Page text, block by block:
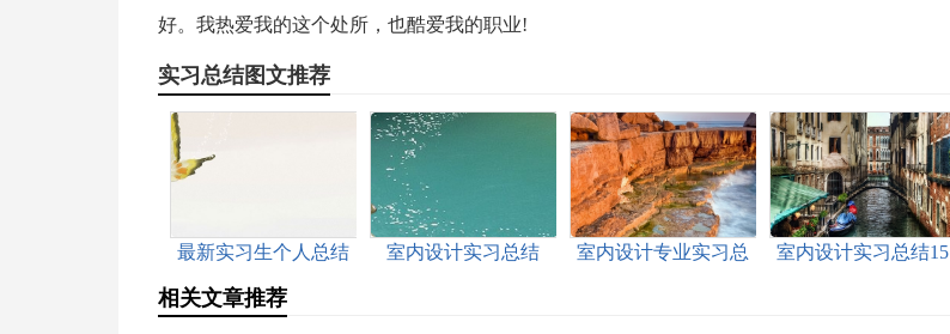
好。我热爱我的这个处所，也酷爱我的职业!
实习总结图文推荐
最新实习生个人总结 室内设计实习总结
室内设计专业实习总
室内设计实习总结15
相关文章推荐